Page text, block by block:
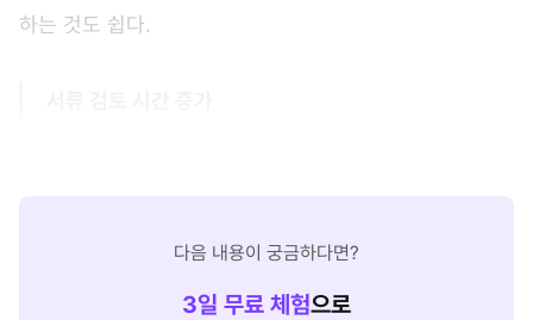
하는 것도 쉽다.
다음 내용이 궁금하다면?
3일 무료 체험으로